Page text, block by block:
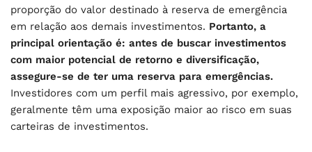
proporção do valor destinado à reserva de emergência
em relação aos demais investimentos. Portanto, a
principal orientação é: antes de buscar investimentos
com maior potencial de retorno e diversificação,
assegure-se de ter uma reserva para emergências.
Investidores com um perfil mais agressivo, por exemplo,
geralmente têm uma exposição maior ao risco em suas
carteiras de investimentos.